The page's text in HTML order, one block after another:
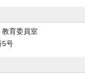
育委員室
5号